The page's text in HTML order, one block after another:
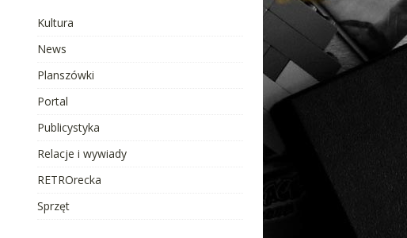
Kultura
News
Planszówki
Portal
Publicystyka
Relacje i wywiady
RETROrecka
Sprzęt